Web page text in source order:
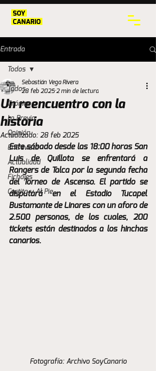
Entrada
Todos
Crónica
La Previa
Opinión
Entrevista
Actualidad
Fichajes
Cortita y Al Pie
Todos
Un reencuentro con la
historia
Sebastián Vega Rivera
28 feb 2025 2 min de lectura
Actualizado: 28 feb 2025
Este sábado desde las 18:00 horas San
Luis de Quillota se enfrentará a
Rangers de Talca por la segunda fecha
del Torneo de Ascenso. El partido se
disputará en el Estadio Tucapel
Bustamante de Linares con un aforo de
2.500 personas, de los cuales, 200
tickets están destinados a los hinchas
canarios.
Fotografía: Archivo SoyCanario